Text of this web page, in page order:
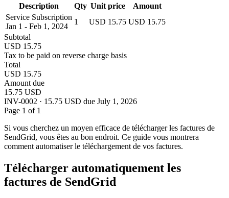
Description
Qty Unit price
Amount
Service Subscription
Jan 1 - Feb 1, 2024
1 USD 15.75 USD 15.75
Subtotal
USD 15.75
Tax to be paid on reverse charge basis
Total
USD 15.75
Amount due
15.75 USD
INV-0002 · 15.75 USD due July 1, 2026
Page 1 of 1
Si vous cherchez un moyen efficace de télécharger les factures de
SendGrid, vous êtes au bon endroit. Ce guide vous montrera
comment automatiser le téléchargement de vos factures.
Télécharger automatiquement les
factures de SendGrid